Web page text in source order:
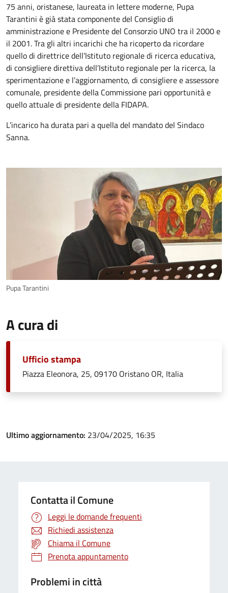
75 anni, oristanese, laureata in lettere moderne, Pupa
Tarantini è già stata componente del Consiglio di
amministrazione e Presidente del Consorzio UNO tra il 2000 e
il 2001. Tra gli altri incarichi che ha ricoperto da ricordare
quello di direttrice dell’Istituto regionale di ricerca educativa,
di consigliere direttiva dell’Istituto regionale per la ricerca, la
sperimentazione e l’aggiornamento, di consigliere e assessore
comunale, presidente della Commissione pari opportunità e
quello attuale di presidente della FIDAPA.
L’incarico ha durata pari a quella del mandato del Sindaco
Sanna.
Pupa Tarantini
A cura di
Ufficio stampa
Piazza Eleonora, 25, 09170 Oristano OR, Italia
Ultimo aggiornamento: 23/04/2025, 16:35
Contatta il Comune
Leggi le domande frequenti
Richiedi assistenza
Chiama il Comune
Prenota appuntamento
Problemi in città